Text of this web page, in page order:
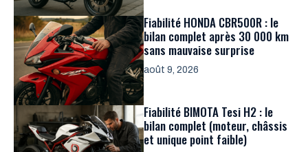
Fiabilité HONDA CBR500R : le
bilan complet après 30 000 km
sans mauvaise surprise
août 9, 2026
Fiabilité BIMOTA Tesi H2 : le
bilan complet (moteur, châssis
et unique point faible)